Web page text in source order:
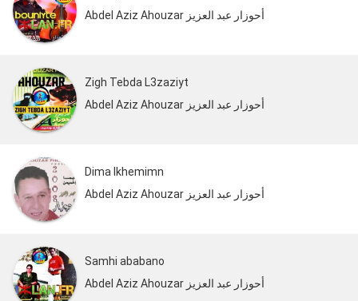
Abdel Aziz Ahouzar أحوزار عبد العزيز
Zigh Tebda L3zaziyt
Abdel Aziz Ahouzar أحوزار عبد العزيز
Dima Ikhemimn
Abdel Aziz Ahouzar أحوزار عبد العزيز
Samhi ababano
Abdel Aziz Ahouzar أحوزار عبد العزيز